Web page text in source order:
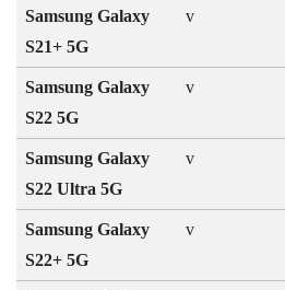
Samsung Galaxy
S21+ 5G
v
Samsung Galaxy
S22 5G
v
Samsung Galaxy
S22 Ultra 5G
v
Samsung Galaxy
S22+ 5G
v